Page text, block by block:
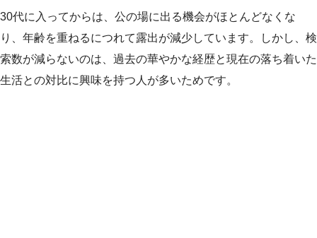
30代に入ってからは、公の場に出る機会がほとんどなくな
り、年齢を重ねるにつれて露出が減少しています。しかし、検
索数が減らないのは、過去の華やかな経歴と現在の落ち着いた
生活との対比に興味を持つ人が多いためです。